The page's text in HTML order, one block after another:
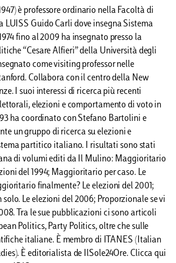
è professore ordinario nella Facoltà di
LUISS Guido Carli dove insegna Sistema
fino al 2009 ha insegnato presso la
“Cesare Alfieri” della Università degli
come visiting professor nelle
Collabora con il centro della New
I suoi interessi di ricerca più recenti
elezioni e comportamento di voto in
ha coordinato con Stefano Bartolini e
un gruppo di ricerca su elezioni e
partitico italiano. I risultati sono stati
di volumi editi da Il Mulino: Maggioritario
del 1994; Maggioritario per caso. Le
finalmente? Le elezioni del 2001;
solo. Le elezioni del 2006; Proporzionale se vi
Tra le sue pubblicazioni ci sono articoli
Politics, Party Politics, oltre che sulle
italiane. È membro di ITANES (Italian
È editorialista de IlSole24Ore. Clicca qui